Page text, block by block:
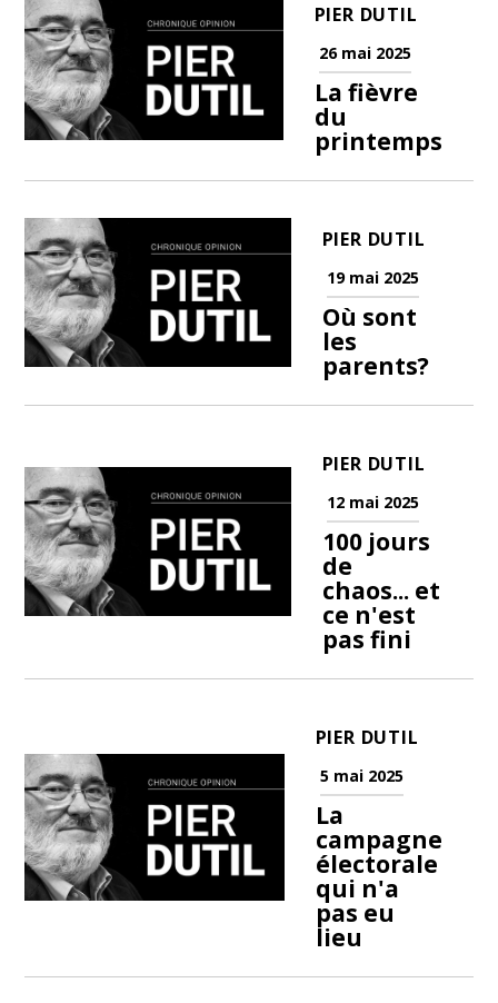
PIER DUTIL
26 mai 2025
La fièvre
du
printemps
PIER DUTIL
19 mai 2025
Où sont
les
parents?
PIER DUTIL
12 mai 2025
100 jours
de
chaos... et
ce n'est
pas fini
PIER DUTIL
5 mai 2025
La
campagne
électorale
qui n'a
pas eu
lieu